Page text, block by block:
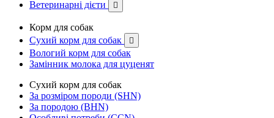
Ветеринарні дієти 
Корм для собак
Сухий корм для собак

Вологий корм для собак
Замінник молока для цуценят
Сухий корм для собак
За розміром породи (SHN)
За породою (BHN)